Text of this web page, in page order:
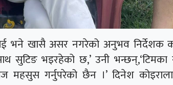
भने खासै असर नगरेको अनुभव निर्देशक
सुटिङ भइरहेको छ,’ उनी
महसुस गर्नुपरेको छैन ।’ दिनेश